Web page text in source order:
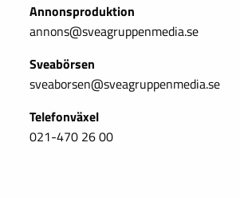
Annonsproduktion
annons@sveagruppenmedia.se
Sveabörsen
sveaborsen@sveagruppenmedia.se
Telefonväxel
021-470 26 00